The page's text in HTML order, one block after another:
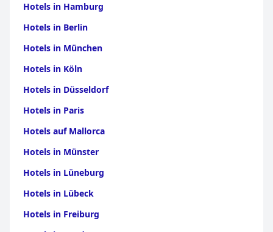
Hotels in Hamburg
Hotels in Berlin
Hotels in München
Hotels in Köln
Hotels in Düsseldorf
Hotels in Paris
Hotels auf Mallorca
Hotels in Münster
Hotels in Lüneburg
Hotels in Lübeck
Hotels in Freiburg